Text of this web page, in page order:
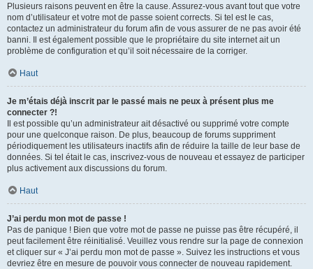
Plusieurs raisons peuvent en être la cause. Assurez-vous avant tout que votre
nom d’utilisateur et votre mot de passe soient corrects. Si tel est le cas,
contactez un administrateur du forum afin de vous assurer de ne pas avoir été
banni. Il est également possible que le propriétaire du site internet ait un
problème de configuration et qu’il soit nécessaire de la corriger.
Haut
Je m’étais déjà inscrit par le passé mais ne peux à présent plus me
connecter ?!
Il est possible qu’un administrateur ait désactivé ou supprimé votre compte
pour une quelconque raison. De plus, beaucoup de forums suppriment
périodiquement les utilisateurs inactifs afin de réduire la taille de leur base de
données. Si tel était le cas, inscrivez-vous de nouveau et essayez de participer
plus activement aux discussions du forum.
Haut
J’ai perdu mon mot de passe !
Pas de panique ! Bien que votre mot de passe ne puisse pas être récupéré, il
peut facilement être réinitialisé. Veuillez vous rendre sur la page de connexion
et cliquer sur « J’ai perdu mon mot de passe ». Suivez les instructions et vous
devriez être en mesure de pouvoir vous connecter de nouveau rapidement.